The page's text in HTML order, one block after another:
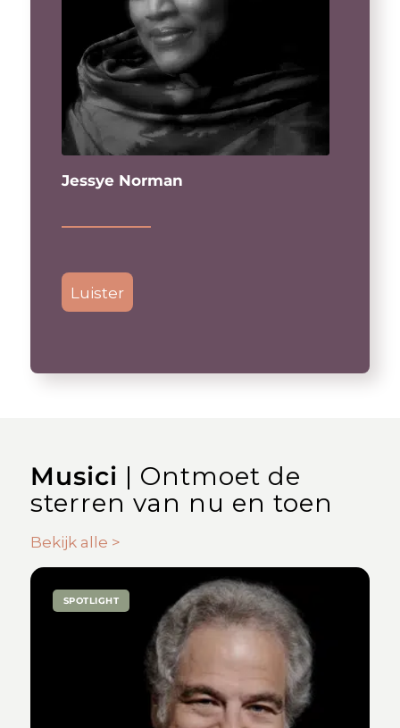
Jessye Norman
Luister
Musici | Ontmoet de
sterren van nu en toen
Bekijk alle >
SPOTLIGHT